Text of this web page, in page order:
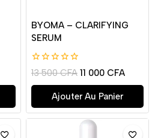
BYOMA – CLARIFYING
SERUM
0
de
5
13 500CFA 11 000 CFA
Ajouter Au Panier